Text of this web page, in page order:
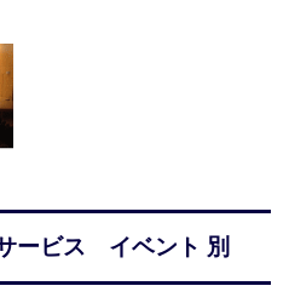
ービス イベント 別